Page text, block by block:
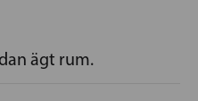
ägt rum.